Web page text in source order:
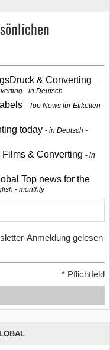
& Converting
- in Deutsch
Top News für Etiketten-
today
in Deutsch -
& Converting
in
Top news for the
- monthly
Anmeldung gelesen
* Pflichtfeld